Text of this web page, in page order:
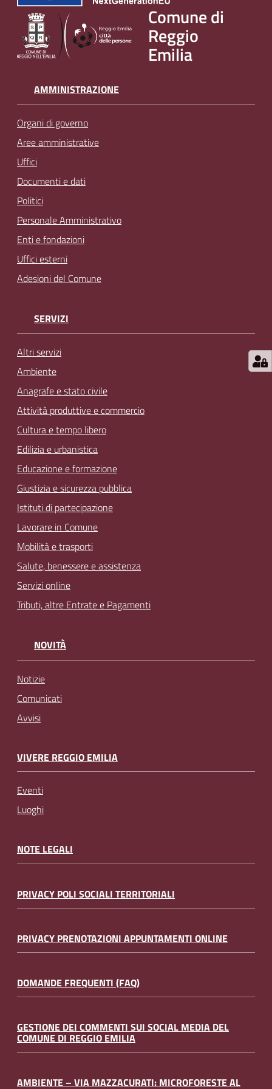
v
t
Seguici
su
Comune di
Reggio
Emilia
AMMINISTRAZIONE
Organi di governo
Aree amministrative
Uffici
Documenti e dati
Politici
Personale Amministrativo
Enti e fondazioni
Uffici esterni
Adesioni del Comune
SERVIZI
Altri servizi
Ambiente
Anagrafe e stato civile
Attività produttive e commercio
Cultura e tempo libero
Edilizia e urbanistica
Educazione e formazione
Giustizia e sicurezza pubblica
Istituti di partecipazione
Lavorare in Comune
Mobilità e trasporti
Salute, benessere e assistenza
Servizi online
Tributi, altre Entrate e Pagamenti
NOVITÀ
Notizie
Comunicati
Avvisi
VIVERE REGGIO EMILIA
Eventi
Luoghi
NOTE LEGALI
PRIVACY POLI SOCIALI TERRITORIALI
PRIVACY PRENOTAZIONI APPUNTAMENTI ONLINE
DOMANDE FREQUENTI (FAQ)
GESTIONE DEI COMMENTI SUI SOCIAL MEDIA DEL
COMUNE DI REGGIO EMILIA
AMBIENTE – VIA MAZZACURATI: MICROFORESTE AL